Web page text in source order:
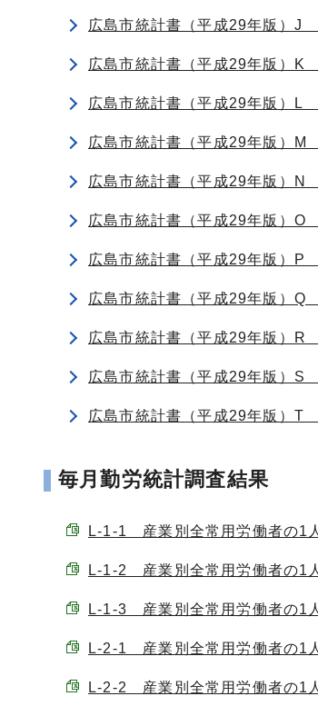
広島市統計書（平成29年版）J
広島市統計書（平成29年版）K
広島市統計書（平成29年版）L
広島市統計書（平成29年版）
広島市統計書（平成29年版）N
広島市統計書（平成29年版）
広島市統計書（平成29年版）P
広島市統計書（平成29年版）
広島市統計書（平成29年版）
広島市統計書（平成29年版）S
広島市統計書（平成29年版）T
毎月勤労統計調査結果
L-1-1 産業別全常用労働者の1
L-1-2 産業別全常用労働者の1
L-1-3 産業別全常用労働者の1
L-2-1 産業別全常用労働者の1
L-2-2 産業別全常用労働者の1